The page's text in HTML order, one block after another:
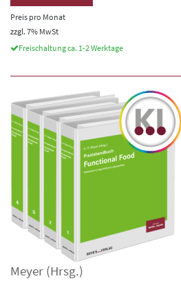
Preis pro Monat
zzgl. 7% MwSt
Freischaltung ca. 1-2 Werktage
Meyer (Hrsg.)